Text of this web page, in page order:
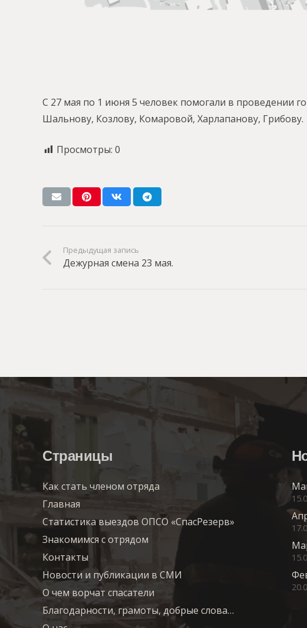
С 27 мая по 1 июня 5 человек помогали в проведении
Шальнову, Козлову, Комаровой, Харлапанову, Грибову.
Просмотры: 0
Предыдущая запись
Дежурная смена 23 мая.
Страницы
Как стать членом отряда
Главная
Статистика выездов ОПСО «СпасРезерв»
Знакомимся с отрядом
Контакты
Новости и публикации в СМИ
О чем ворчат спасатели
Благодарности, грамоты, добрые слова…